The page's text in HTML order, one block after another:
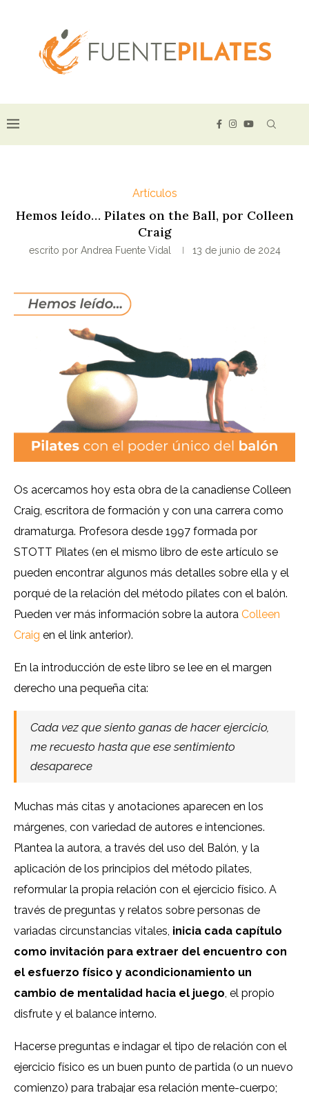
Artículos
Hemos leído… Pilates on the Ball, por Colleen
Craig
escrito por Andrea Fuente Vidal 13 de junio de 2024
Os acercamos hoy esta obra de la canadiense Colleen
Craig, escritora de formación y con una carrera como
dramaturga. Profesora desde 1997 formada por
STOTT Pilates (en el mismo libro de este artículo se
pueden encontrar algunos más detalles sobre ella y el
porqué de la relación del método pilates con el balón.
Pueden ver más información sobre la autora Colleen
Craig en el link anterior).
En la introducción de este libro se lee en el margen
derecho una pequeña cita:
Cada vez que siento ganas de hacer ejercicio,
me recuesto hasta que ese sentimiento
desaparece
Muchas más citas y anotaciones aparecen en los
márgenes, con variedad de autores e intenciones.
Plantea la autora, a través del uso del Balón, y la
aplicación de los principios del método pilates,
reformular la propia relación con el ejercicio físico. A
través de preguntas y relatos sobre personas de
variadas circunstancias vitales, inicia cada capítulo
como invitación para extraer del encuentro con
el esfuerzo físico y acondicionamiento un
cambio de mentalidad hacia el juego, el propio
disfrute y el balance interno.
Hacerse preguntas e indagar el tipo de relación con el
ejercicio físico es un buen punto de partida (o un nuevo
comienzo) para trabajar esa relación mente-cuerpo;